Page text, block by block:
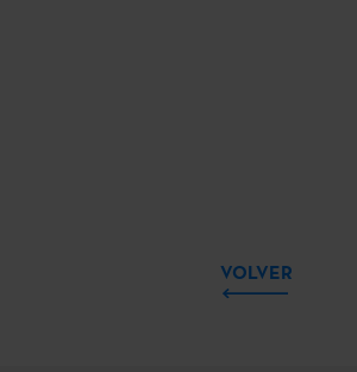
VOLVER